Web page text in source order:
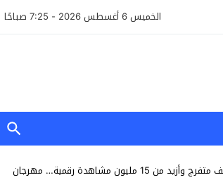
الخميس 6 أغسطس 2026 - 7:25 صباحًا
150 ألف متفرج وأزيد من 15 مليون مشاهدة رقمية… مهرجان